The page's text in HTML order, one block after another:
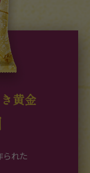
黄金
られた